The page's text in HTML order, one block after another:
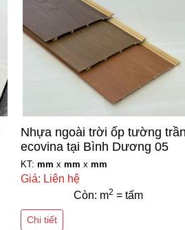
Nhựa ngoài trời ốp tường trần
ecovina tại Bình Dương 05
KT: mm x mm x mm
Giá: Liên hệ
Còn: m2 = tấm
Chi tiết